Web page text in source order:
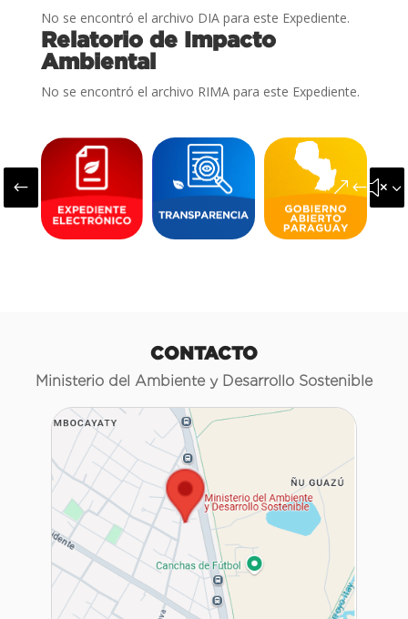
No se encontró el archivo DIA para este Expediente.
Relatorio de Impacto
Ambiental
No se encontró el archivo RIMA para este Expediente.
#
CONTACTO
Ministerio del Ambiente y Desarrollo Sostenible